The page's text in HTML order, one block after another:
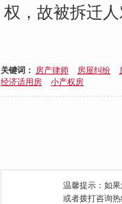
权，故被拆迁
关键词： 房产律师 房屋纠纷
经济适用房
小产权房
温馨提示：如
或者拨打咨询热